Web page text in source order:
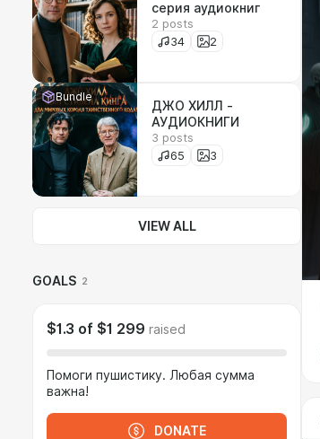
серия аудиокниг
2 posts
34
2
Bundle
ДЖО ХИЛЛ -
АУДИОКНИГИ
3 posts
65
3
VIEW ALL
GOALS 2
$1.3 of $1 299 raised
Помоги пушистику. Любая сумма
важна!
DONATE